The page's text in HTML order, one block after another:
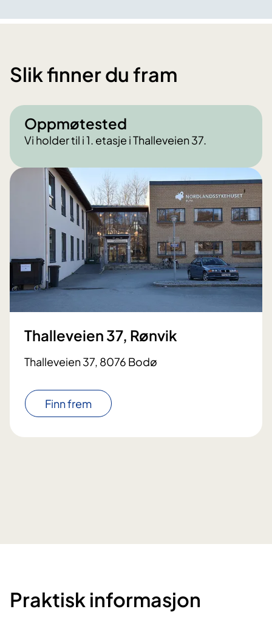
Slik finner du fram
Oppmøtested
Vi holder til i 1. etasje i Thalleveien 37.
Thalleveien 37, Rønvik
Thalleveien 37, 8076 Bodø
Finn frem
Praktisk informasjon